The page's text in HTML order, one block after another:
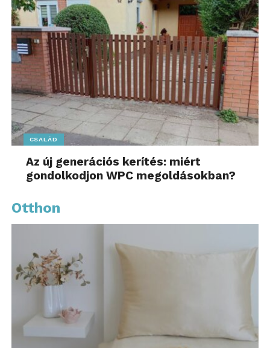
CSALÁD
Az új generációs kerítés: miért
gondolkodjon WPC megoldásokban?
Otthon